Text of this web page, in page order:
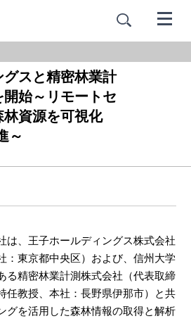
スと精密林業計
始～リモートセ
林資源を可視化
～
、王子ホールディングス株式会社
：東京都中央区）および、信州大学
る精密林業計測株式会社（代表取締
任教授、本社：長野県伊那市）と共
グを活用した森林情報の取得と解析